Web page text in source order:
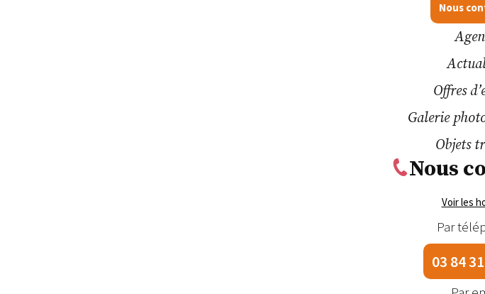
Nous
Offres
Galerie
Objets
Nous
Voir les
Par
03 84